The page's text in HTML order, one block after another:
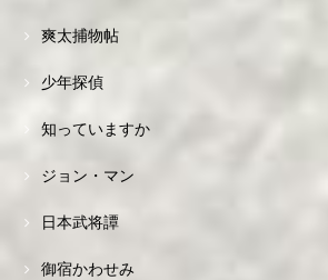
爽太捕物帖
少年探偵
知っていますか
ジョン・マン
日本武将譚
御宿かわせみ